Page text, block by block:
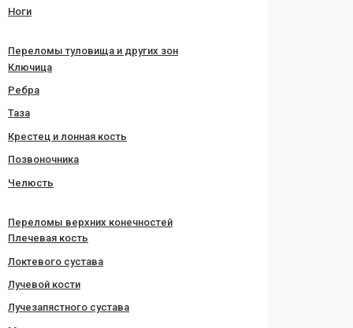
Ноги
Переломы туловища и других зон
Ключица
Ребра
Таза
Крестец и лонная кость
Позвоночника
Челюсть
Переломы верхних конечностей
Плечевая кость
Локтевого сустава
Лучевой кости
Лучезапястного сустава